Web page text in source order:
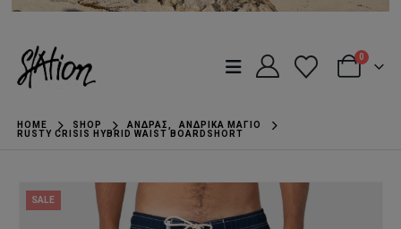
0
HOME SHOP ΆΝΔΡΑΣ,
ΑΝΔΡΙΚΆ ΜΑΓΙΌ
RUSTY CRISIS HYBRID WAIST BOARDSHORT
SALE